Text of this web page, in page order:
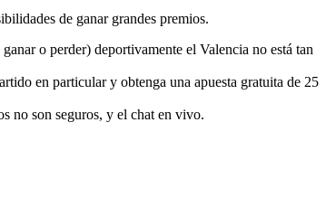
de ganar grandes premios.
o perder) deportivamente el Valencia no está tan
en particular y obtenga una apuesta gratuita de 25
no son seguros, y el chat en vivo.